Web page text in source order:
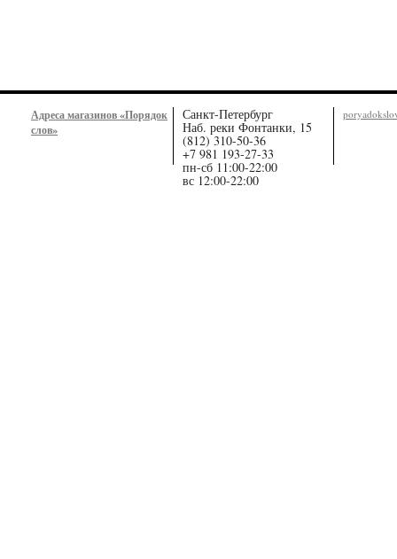
Адреса магазинов «Порядок
слов»
Санкт-Петербург
Наб. реки Фонтанки, 15
(812) 310-50-36
+7 981 193-27-33
пн-сб 11:00-22:00
вс 12:00-22:00